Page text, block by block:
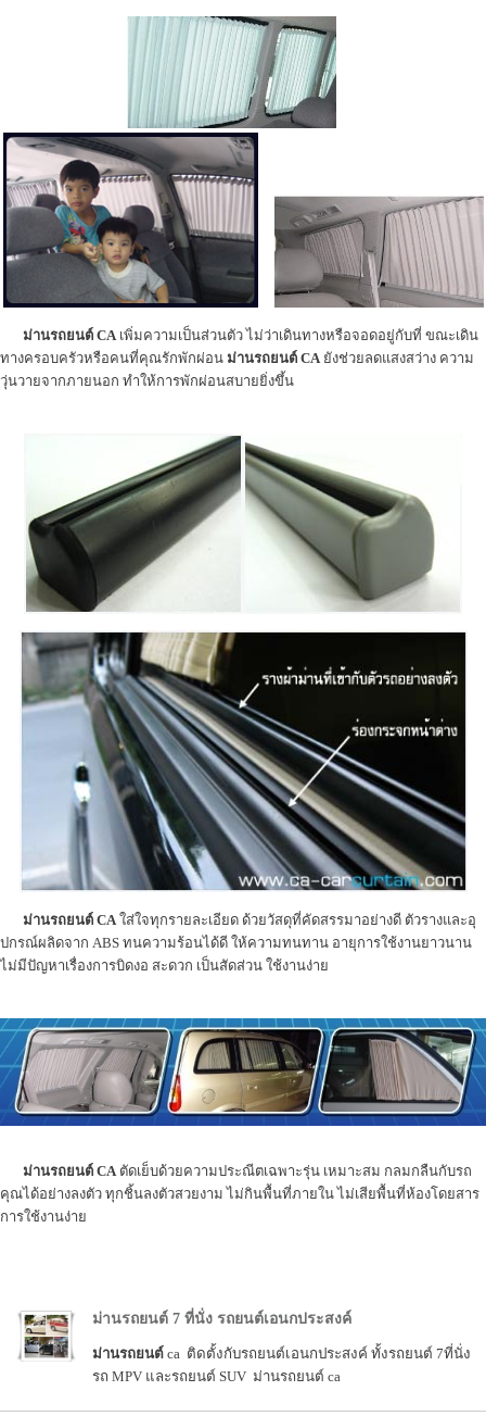
ม่านรถยนต์ CAเพิ่มความเป็นส่วนตัว ไม่ว่าเดินทางหรือจอดอยู่กับที่ ขณะเดิน
ทางครอบครัวหรือคนที่คุณรักพักผ่อน ม่านรถยนต์ CAยังช่วยลดแสงสว่าง ความ
วุ่นวายจากภายนอก ทำให้การพักผ่อนสบายยิ่งขึ้น
ม่านรถยนต์ CAใส่ใจทุกรายละเอียด ด้วยวัสดุที่คัดสรรมาอย่างดี ตัวรางและอุ
ปกรณ์ผลิดจาก ABS ทนความร้อนได้ดี ให้ความทนทาน อายุการใช้งานยาวนาน
ไม่มีปัญหาเรื่องการบิดงอ สะดวก เป็นสัดส่วน ใช้งานง่าย
ม่านรถยนต์ CA ตัดเย็บด้วยความประณีตเฉพาะรุ่น เหมาะสม กลมกลืนกับรถ
คุณได้อย่างลงตัว ทุกชิ้นลงตัวสวยงาม ไม่กินพื้นที่ภายใน ไม่เสียพื้นที่ห้องโดยสาร
การใช้งานง่าย
ม่านรถยนต์ 7 ที่นั่ง รถยนต์เอนกประสงค์
ม่านรถยนต์ ca ติดตั้งกับรถยนต์เอนกประสงค์ ทั้งรถยนต์ 7ที่นั่ง
รถ MPV และรถยนต์ SUV ม่านรถยนต์ ca